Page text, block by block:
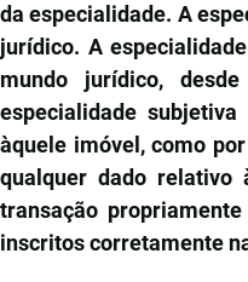
da especialidade. A
jurídico. A
mundo jurídico,
especialidade
àquele imóvel, como
qualquer dado relativo
transação
inscritos corretamente